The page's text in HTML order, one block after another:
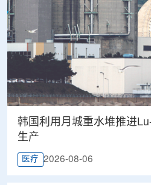
韩国利用月城重水堆推进
生产
医疗 2026-08-06